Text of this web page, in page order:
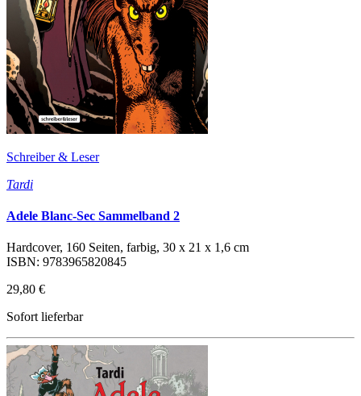
Schreiber & Leser
Tardi
Adele Blanc-Sec Sammelband 2
Hardcover, 160 Seiten, farbig, 30 x 21 x 1,6 cm
ISBN: 9783965820845
29,80 €
Sofort lieferbar